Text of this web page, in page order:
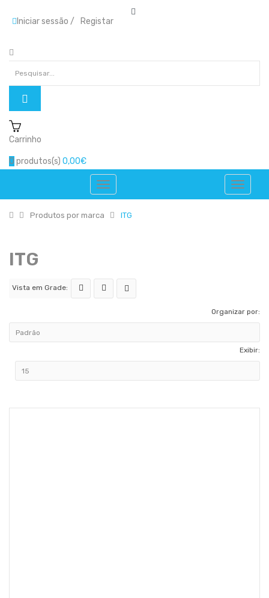
Iniciar sessão / Registar
Carrinho
0 produtos(s) 0,00€
Produtos por marca ITG
ITG
Vista em Grade:
Organizar por:
Exibir: